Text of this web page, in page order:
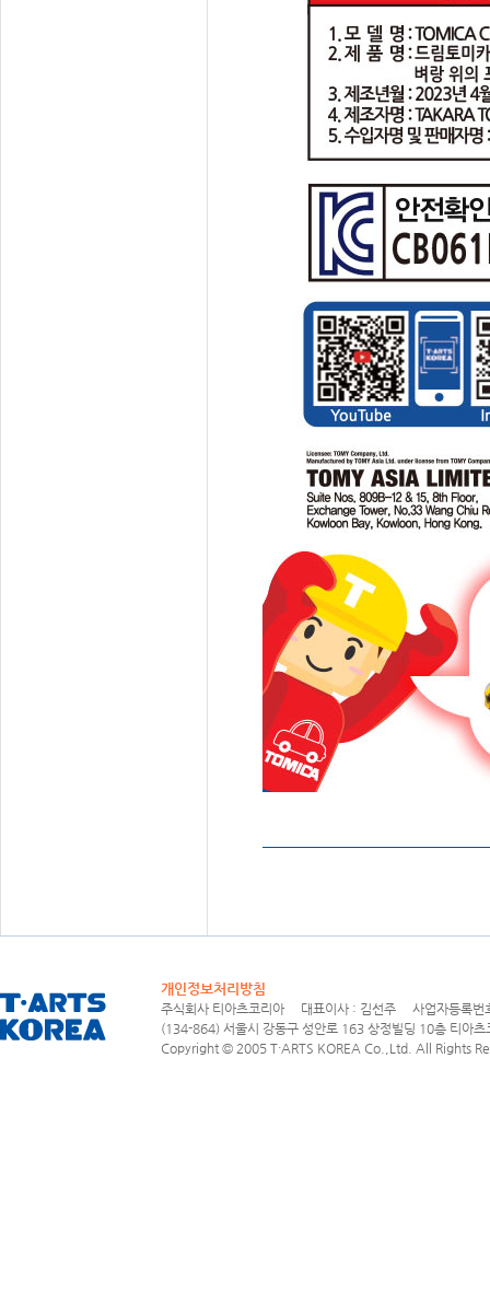
개인정보처리방침
주식회사 티아츠코리아 대표이사 : 김선주 사업자등록
(134-864) 서울시 강동구 성안로 163 상정빌딩 10층
Copyright © 2005 T·ARTS KOREA Co.,Ltd. All Rights